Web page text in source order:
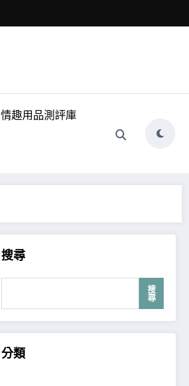
情趣用品測評庫
搜尋
搜
尋
分類